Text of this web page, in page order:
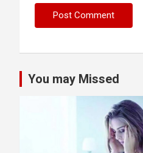
You may Missed